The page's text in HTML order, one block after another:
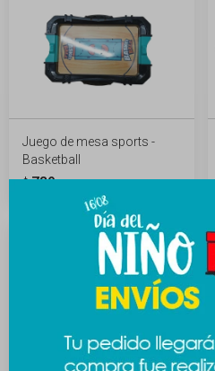
Juego de mesa sports -
Basketball
$ 789